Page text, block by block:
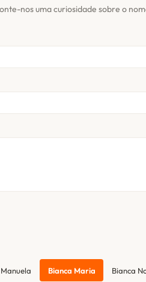
nos uma curiosidade sobre o
Bianca Maria Bianca